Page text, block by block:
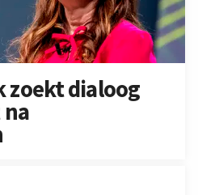
zoekt dialoog